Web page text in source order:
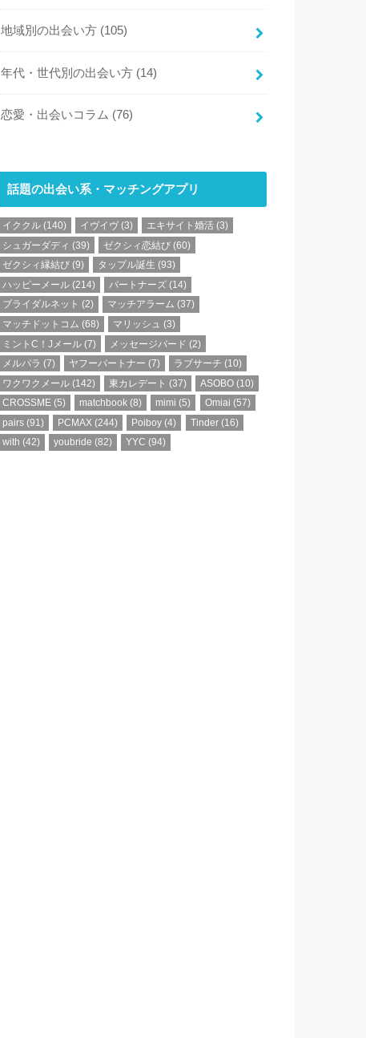
地域別の出会い方 (105)
年代・世代別の出会い方 (14)
恋愛・出会いコラム (76)
話題の出会い系・マッチングアプリ
イククル (140) イヴイヴ(3) エキサイト婚活 (3)
シュガーダディ (39) ゼクシィ恋結び (60)
ゼクシィ縁結び (9) タップル誕生 (93)
ハッピーメール (214) パートナーズ (14)
ブライダルネット (2) マッチアラーム (37)
マッチドットコム (68) マリッシュ (3)
ミントC！Jメール (7) メッセージバード (2)
メルパラ (7) ヤフーパートナー (7) ラブサーチ (10)
ワクワクメール (142) 東カレデート (37) ASOBO (10)
CROSSME (5) matchbook (8) mimi (5) Omiai (57)
pairs (91) PCMAX (244) Poiboy (4) Tinder(16)
with (42) youbride (82) YYC (94)